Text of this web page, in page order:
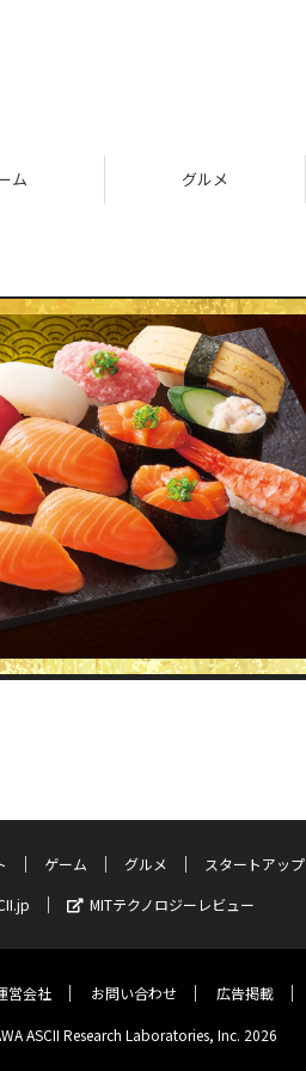
ム グルメ
ゲーム グルメ スタートアップ
MITテクノロジーレビュー
営会社 お問い合わせ 広告掲載
ASCII Research Laboratories, Inc. 2026